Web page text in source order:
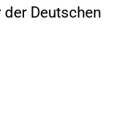
Deutschen